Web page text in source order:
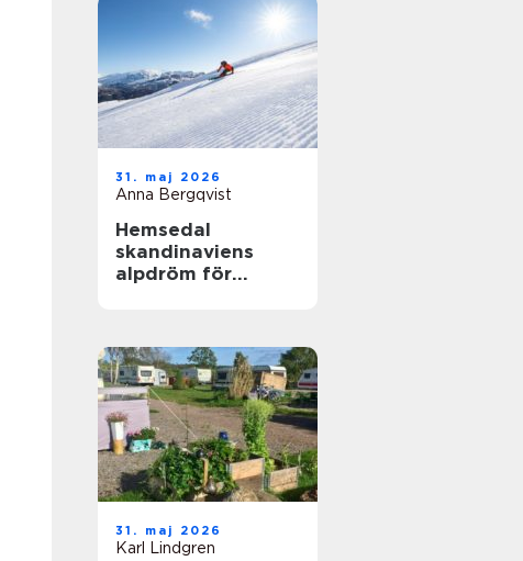
31. maj 2026
Anna Bergqvist
Hemsedal
skandinaviens
alpdröm för
31. maj 2026
Karl Lindgren